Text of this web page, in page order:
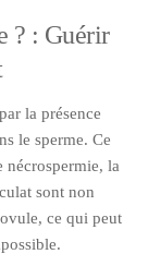
? : Guérir
la présence
le sperme. Ce
nécrospermie, la
sont non
ce qui peut